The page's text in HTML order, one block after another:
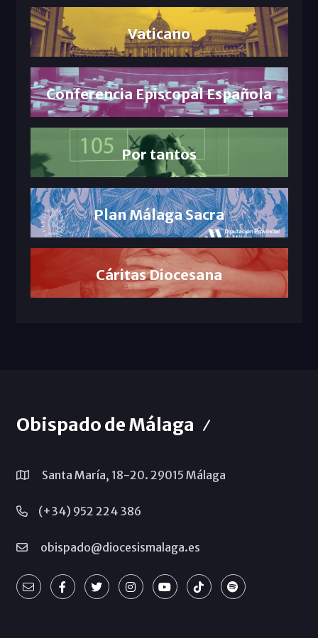
Vaticano
Conferencia Episcopal Española
Por tantos
Plan Málaga Sacra
Cáritas Diocesana
Obispado de Málaga
Santa María, 18-20. 29015 Málaga
(+34) 952 224 386
obispado@diocesismalaga.es